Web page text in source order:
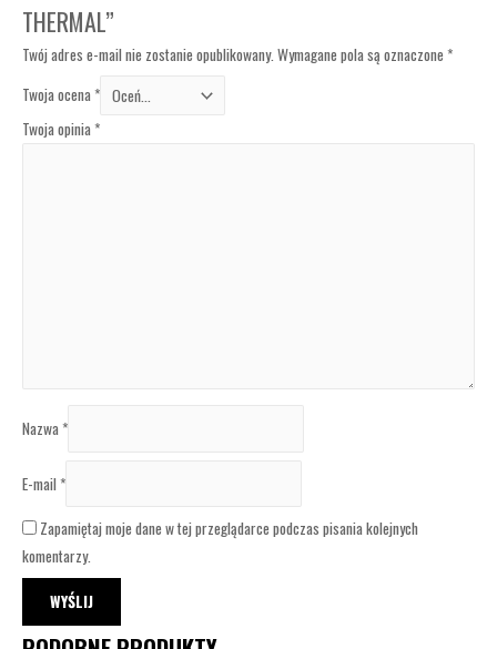
THERMAL”
Twój adres e-mail nie zostanie opublikowany. Wymagane pola są oznaczone *
Twoja ocena*
Twoja opinia *
Nazwa*
E-mail *
Zapamiętaj moje dane w tej przeglądarce podczas pisania kolejnych
komentarzy.